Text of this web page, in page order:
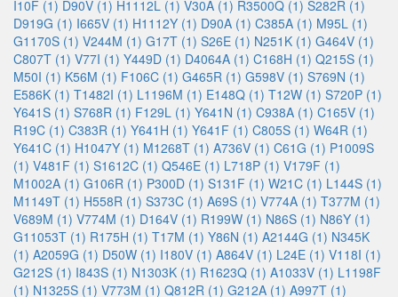
I10F (1) D90V (1) H1112L (1) V30A (1) R3500Q (1) S282R (1)
D919G (1) I665V (1) H1112Y (1) D90A (1) C385A (1) M95L (1)
G1170S (1) V244M (1) G17T (1) S26E (1) N251K (1) G464V (1)
C807T (1) V77I (1) Y449D (1) D4064A (1) C168H (1) Q215S (1)
M50I (1) K56M (1) F106C (1) G465R (1) G598V (1) S769N (1)
E586K (1) T1482I (1) L1196M (1) E148Q (1) T12W (1) S720P (1)
Y641S (1) S768R (1) F129L (1) Y641N (1) C938A (1) C165V (1)
R19C (1) C383R (1) Y641H (1) Y641F (1) C805S (1) W64R (1)
Y641C (1) H1047Y (1) M1268T (1) A736V (1) C61G (1) P1009S
(1) V481F (1) S1612C (1) Q546E (1) L718P (1) V179F (1)
M1002A (1) G106R (1) P300D (1) S131F (1) W21C (1) L144S (1)
M1149T (1) H558R (1) S373C (1) A69S (1) V774A (1) T377M (1)
V689M (1) V774M (1) D164V (1) R199W (1) N86S (1) N86Y (1)
G11053T (1) R175H (1) T17M (1) Y86N (1) A2144G (1) N345K
(1) A2059G (1) D50W (1) I180V (1) A864V (1) L24E (1) V118I (1)
G212S (1) I843S (1) N1303K (1) R1623Q (1) A1033V (1) L1198F
(1) N1325S (1) V773M (1) Q812R (1) G212A (1) A997T (1)